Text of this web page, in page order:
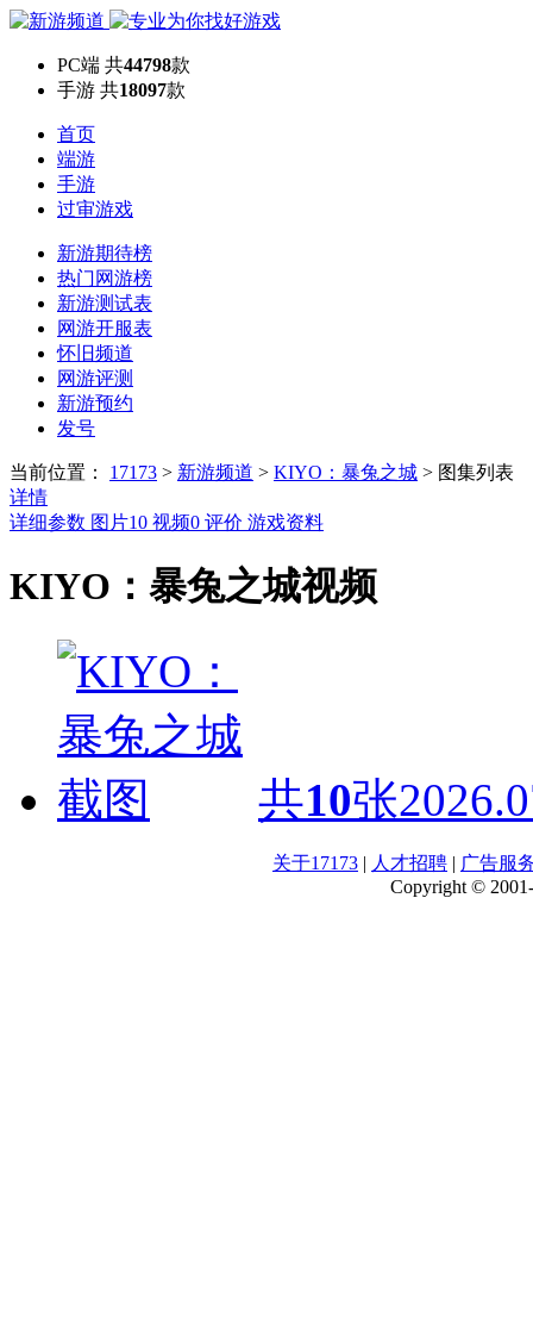
PC端 共44798款
手游 共18097款
首页
端游
手游
过审游戏
新游期待榜
热门网游榜
新游测试表
网游开服表
怀旧频道
网游评测
新游预约
发号
当前位置： 17173 > 新游频道 > KIYO：暴兔之城 > 图集列表
详情
详细参数 图片10 视频0 评价 游戏资料
KIYO：暴兔之城视频
共10张
关于17173 | 人才招聘 | 广告服
Copyright ©